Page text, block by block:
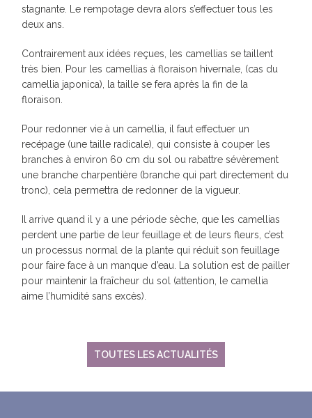
stagnante. Le rempotage devra alors s’effectuer tous les
deux ans.
Contrairement aux idées reçues, les camellias se taillent
très bien. Pour les camellias à floraison hivernale, (cas du
camellia japonica), la taille se fera après la fin de la
floraison.
Pour redonner vie à un camellia, il faut effectuer un
recépage (une taille radicale), qui consiste à couper les
branches à environ 60 cm du sol ou rabattre sévèrement
une branche charpentière (branche qui part directement du
tronc), cela permettra de redonner de la vigueur.
Il arrive quand il y a une période sèche, que les camellias
perdent une partie de leur feuillage et de leurs fleurs, c’est
un processus normal de la plante qui réduit son feuillage
pour faire face à un manque d’eau. La solution est de pailler
pour maintenir la fraîcheur du sol (attention, le camellia
aime l’humidité sans excès).
TOUTES LES ACTUALITÉS